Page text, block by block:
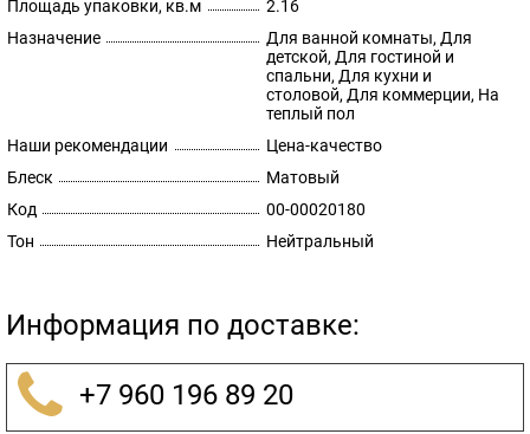
Площадь упаковки, кв.м
2.16
Назначение
Для ванной комнаты, Для
детской, Для гостиной и
спальни, Для кухни и
столовой, Для коммерции, На
теплый пол
Наши рекомендации
Цена-качество
Блеск
Матовый
Код
00-00020180
Тон
Нейтральный
Информация по доставке:
+7 960 196 89 20